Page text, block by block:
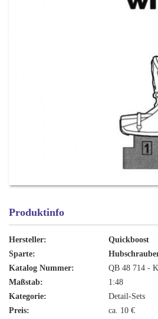
Produktinfo
Hersteller:
Quickboost
Sparte:
Katalog Nummer:
QB 48 714 -
Maßstab:
1:48
Kategorie:
Detail-Sets
Preis:
ca. 10 €